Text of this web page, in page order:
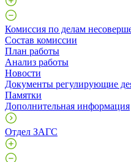
Комиссия по делам
Состав комиссии
План работы
Анализ работы
Новости
Документы регулирующие
Памятки
Дополнительная информация
Отдел ЗАГС